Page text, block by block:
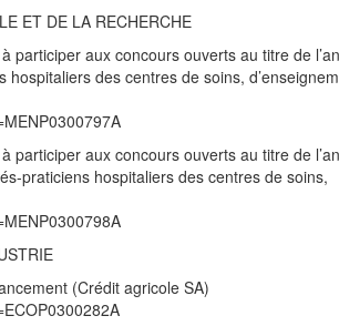
ET DE LA RECHERCHE
aux concours ouverts au titre de
des centres de soins,
aux concours ouverts au titre de
praticiens hospitaliers des centres de soins,
(Crédit agricole SA)